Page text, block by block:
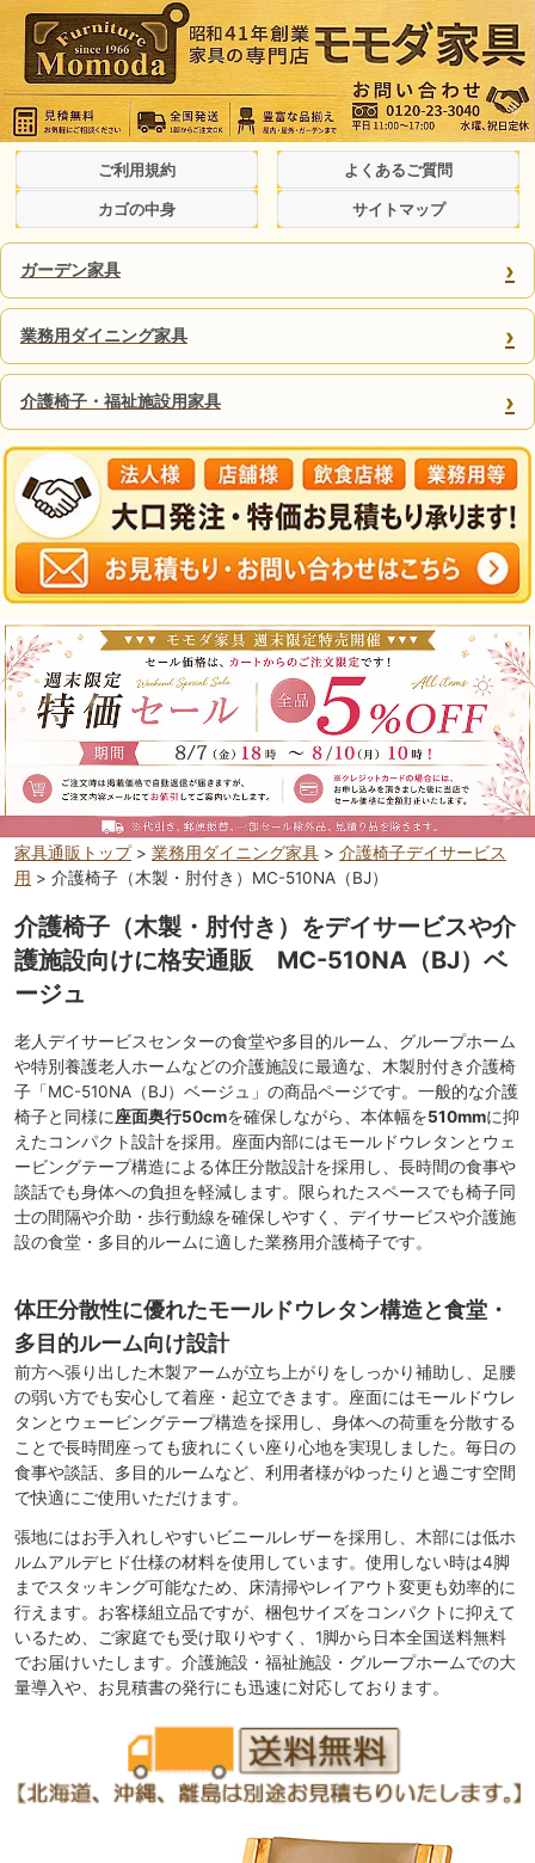
ご利用規約 よくあるご質問
カゴの中身 サイトマップ
ガーデン家具 ›
業務用ダイニング家具 ›
介護椅子・福祉施設用家具 ›
家具通販トップ> 業務用ダイニング家具 > 介護椅子デイサービス
用 > 介護椅子（木製・肘付き）MC-510NA（BJ）
介護椅子（木製・肘付き）をデイサービスや介
護施設向けに格安通販 MC-510NA（BJ）ベ
ージュ
老人デイサービスセンターの食堂や多目的ルーム、グループホーム
や特別養護老人ホームなどの介護施設に最適な、木製肘付き介護椅
子「MC-510NA（BJ）ベージュ」の商品ページです。一般的な介護
椅子と同様に座面奥行50cmを確保しながら、本体幅を510mmに抑
えたコンパクト設計を採用。座面内部にはモールドウレタンとウェ
ービングテープ構造による体圧分散設計を採用し、長時間の食事や
談話でも身体への負担を軽減します。限られたスペースでも椅子同
士の間隔や介助・歩行動線を確保しやすく、デイサービスや介護施
設の食堂・多目的ルームに適した業務用介護椅子です。
体圧分散性に優れたモールドウレタン構造と食堂・
多目的ルーム向け設計
前方へ張り出した木製アームが立ち上がりをしっかり補助し、足腰
の弱い方でも安心して着座・起立できます。座面にはモールドウレ
タンとウェービングテープ構造を採用し、身体への荷重を分散する
ことで長時間座っても疲れにくい座り心地を実現しました。毎日の
食事や談話、多目的ルームなど、利用者様がゆったりと過ごす空間
で快適にご使用いただけます。
張地にはお手入れしやすいビニールレザーを採用し、木部には低ホ
ルムアルデヒド仕様の材料を使用しています。使用しない時は4脚
までスタッキング可能なため、床清掃やレイアウト変更も効率的に
行えます。お客様組立品ですが、梱包サイズをコンパクトに抑えて
いるため、ご家庭でも受け取りやすく、1脚から日本全国送料無料
でお届けいたします。介護施設・福祉施設・グループホームでの大
量導入や、お見積書の発行にも迅速に対応しております。